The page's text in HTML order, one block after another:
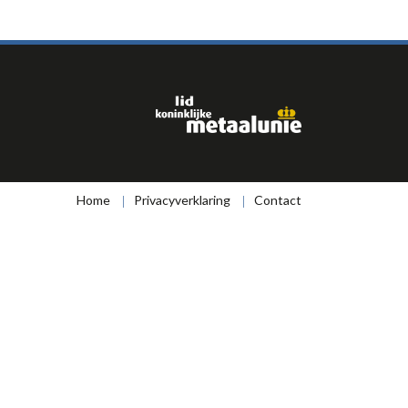
Home Privacyverklaring Contact